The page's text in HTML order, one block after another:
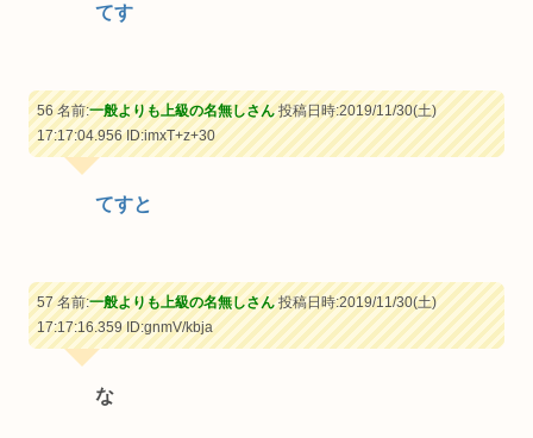
てす
56 名前:一般よりも上級の名無しさん投稿日時:2019/11/30(土)
17:17:04.956ID:imxT+z+30
てすと
57 名前:一般よりも上級の名無しさん投稿日時:2019/11/30(土)
17:17:16.359ID:gnmV/kbja
な